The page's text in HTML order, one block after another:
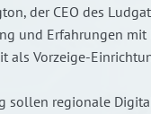
der CEO des
und Erfahrungen
als Vorzeige-
sollen regionale